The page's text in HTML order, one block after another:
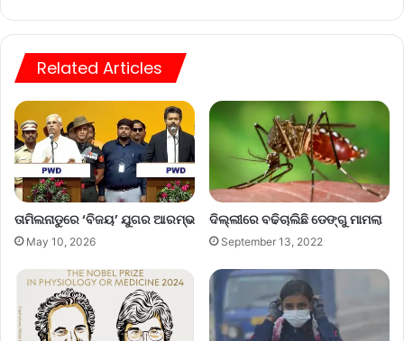
Related Articles
ତାମିଲନାଡୁରେ ‘ବିଜୟ’ ଯୁଗର ଆରମ୍ଭ
May 10, 2026
ଦିଲ୍ଲୀରେ ବଢିଚାଲିଛି ଡେଙ୍ଗୁ ମାମଲା
September 13, 2022